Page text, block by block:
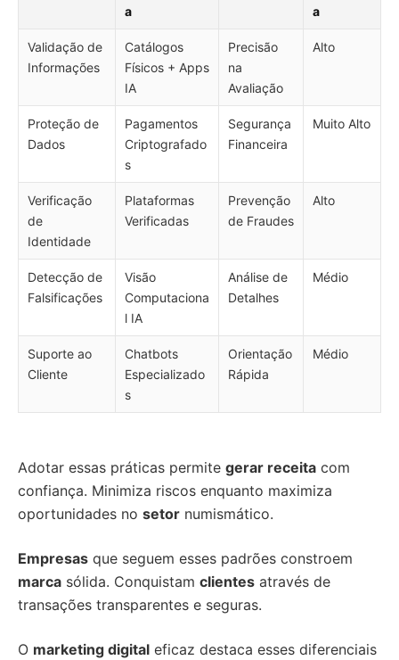
a
a
Validação de
Informações
Catálogos
Físicos + Apps
IA
Precisão
na
Avaliação
Alto
Proteção de
Dados
Pagamentos
Criptografado
s
Segurança
Financeira
Muito Alto
Verificação
de
Identidade
Plataformas
Verificadas
Prevenção
de Fraudes
Alto
Detecção de
Falsificações
Visão
Computaciona
l IA
Análise de
Detalhes
Médio
Suporte ao
Cliente
Chatbots
Especializado
s
Orientação
Rápida
Médio
Adotar essas práticas permite gerar receita com
confiança. Minimiza riscos enquanto maximiza
oportunidades no setor numismático.
Empresas que seguem esses padrões constroem
marca sólida. Conquistam clientes através de
transações transparentes e seguras.
O marketing digital eficaz destaca esses diferenciais